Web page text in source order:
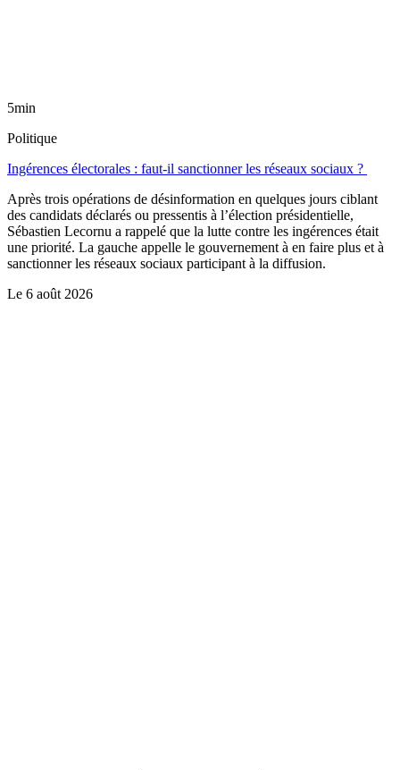
5min
Politique
Ingérences électorales : faut-il sanctionner les réseaux sociaux ?
Après trois opérations de désinformation en quelques jours ciblant
des candidats déclarés ou pressentis à l’élection présidentielle,
Sébastien Lecornu a rappelé que la lutte contre les ingérences était
une priorité. La gauche appelle le gouvernement à en faire plus et à
sanctionner les réseaux sociaux participant à la diffusion.
Le 6 août 2026